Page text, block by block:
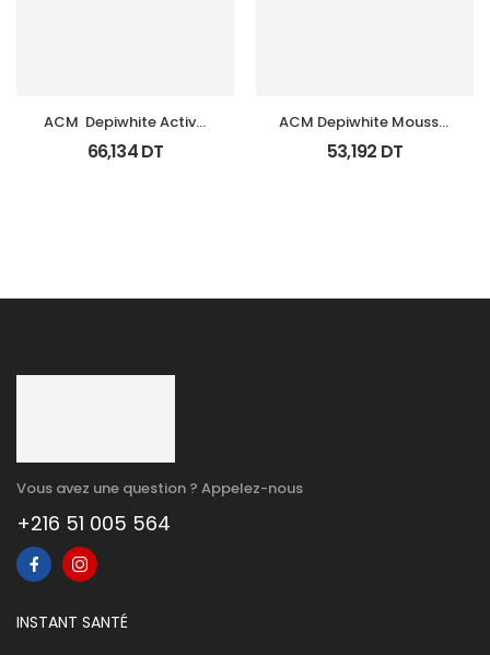
ACM  Depiwhite Active
Gel Unifiant Anti Taches
40Ml
66,134DT
ACM Depiwhite Mousse
Nettoyante Eclairciss
200Ml
53,192 DT
Vous avez une question ? Appelez-nous
+216 51 005 564
INSTANT SANTÉ